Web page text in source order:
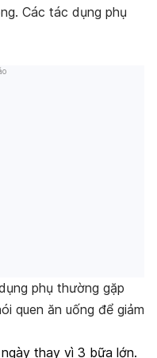
Các tác dụng phụ
phụ thường gặp
quen ăn uống để giảm
thay vì 3 bữa lớn.